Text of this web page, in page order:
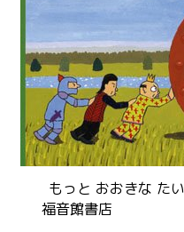
もっと おおきな た
福音館書店